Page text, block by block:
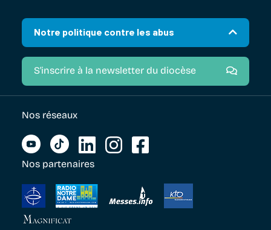
Notre politique contre les abus
S'inscrire à la newsletter du diocèse
Nos réseaux
Nos partenaires